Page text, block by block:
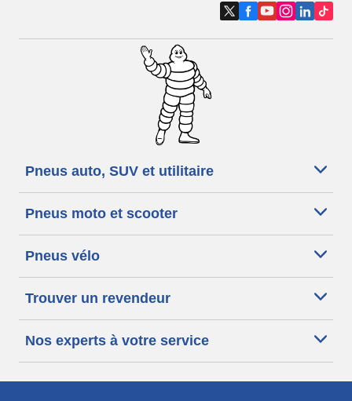
Pneus auto, SUV et utilitaire
Pneus moto et scooter
Pneus vélo
Trouver un revendeur
Nos experts à votre service